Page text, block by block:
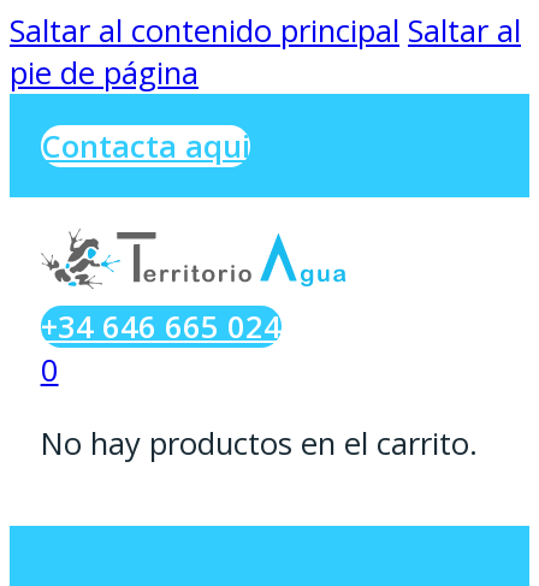
Saltar al contenido principal Saltar al
pie de página
Contacta aqui
+34 646 665 024
0
No hay productos en el carrito.